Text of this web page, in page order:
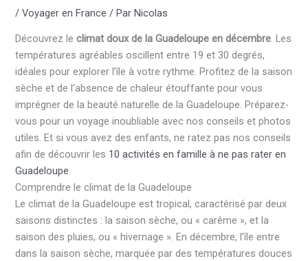
/Voyager en France / ParNicolas
Découvrez leclimat doux de la Guadeloupe en décembre. Les
températures agréables oscillent entre 19 et 30 degrés,
idéales pour explorer l’île à votre rythme. Profitez de la saison
sèche et de l’absence de chaleur étouffante pour vous
imprégner de la beauté naturelle de la Guadeloupe. Préparez-
vous pour un voyage inoubliable avec nos conseils et photos
utiles. Et si vous avez des enfants, ne ratez pas nos conseils
afin de découvrir les 10 activités en famille à ne pas rater en
Guadeloupe.
Comprendre le climat de la Guadeloupe
Le climat de la Guadeloupe est tropical, caractérisé par deux
saisons distinctes : la saison sèche, ou « carême », et la
saison des pluies, ou « hivernage ». En décembre, l’île entre
dans la saison sèche, marquée par des températures douces